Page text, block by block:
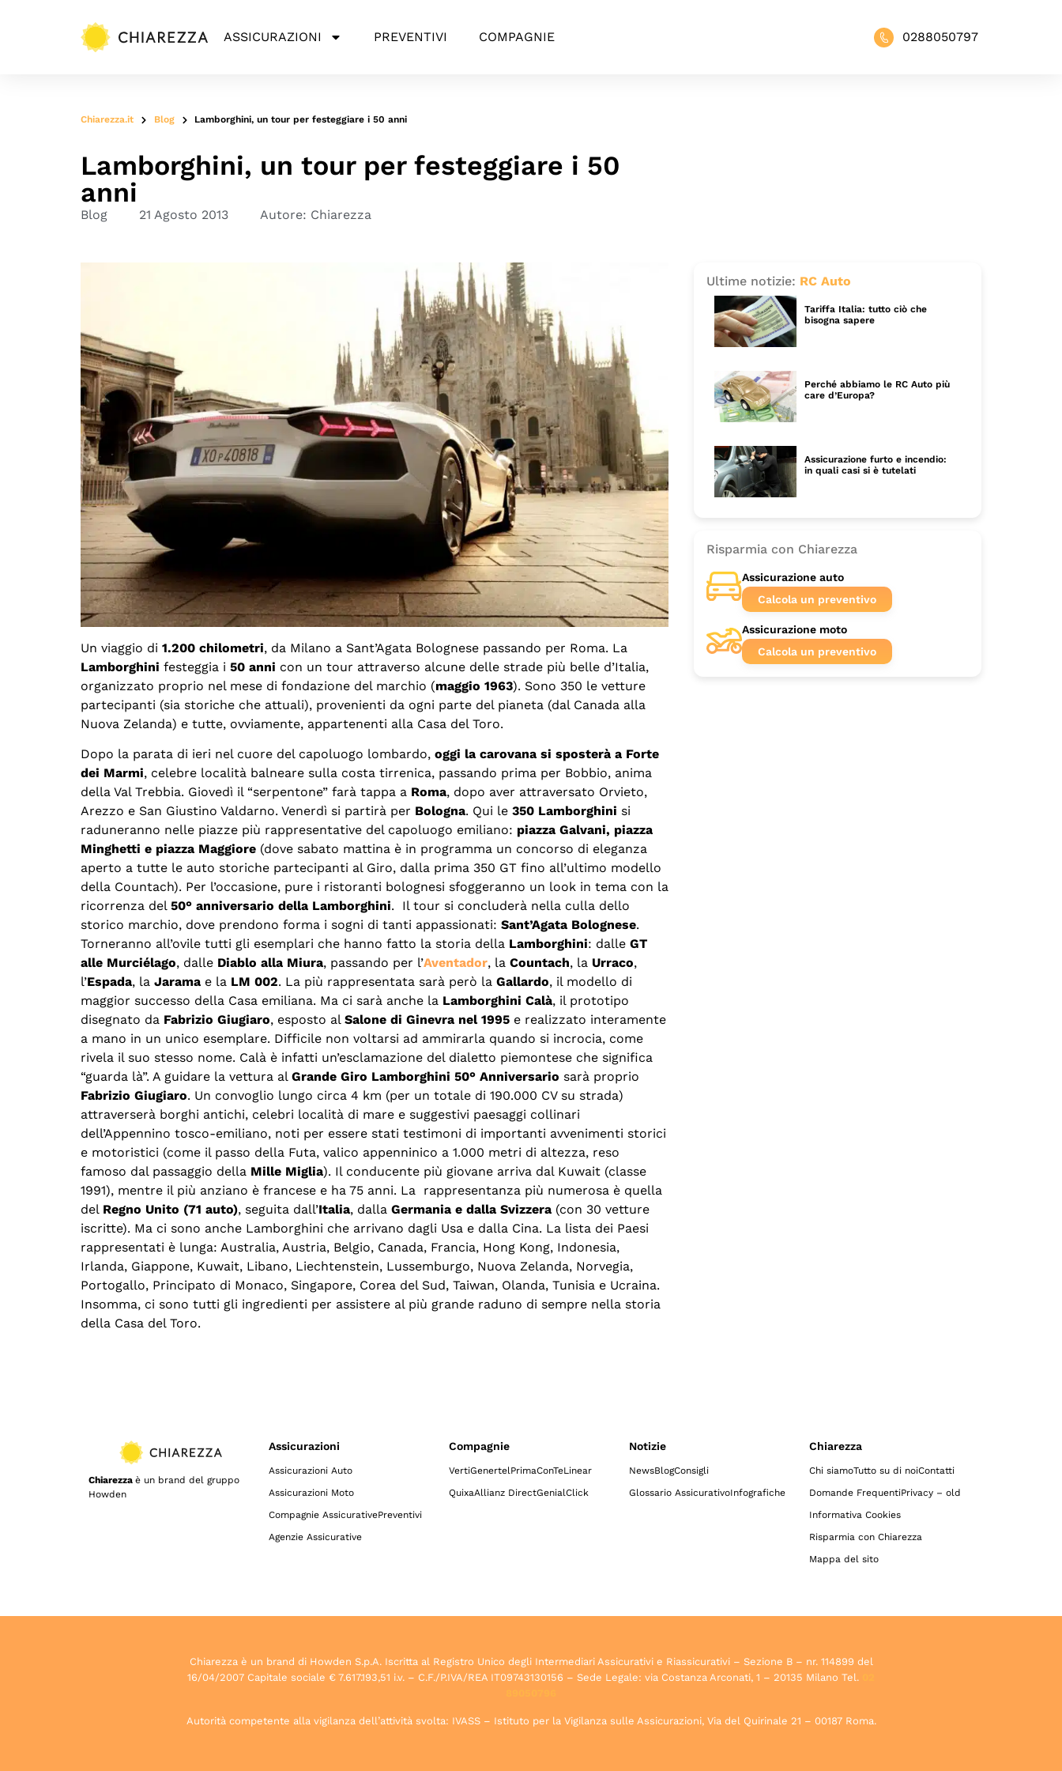
ASSICURAZIONI PREVENTIVI COMPAGNIE 0288050797
Chiarezza.it Blog Lamborghini, un tour per festeggiare i 50 anni
Lamborghini, un tour per festeggiare i 50
anni
Blog 21 Agosto 2013 Autore: Chiarezza
Un viaggio di 1.200 chilometri, da Milano a Sant’Agata Bolognese passando per Roma. La
Lamborghini festeggia i 50 anni con un tour attraverso alcune delle strade più belle d’Italia,
organizzato proprio nel mese di fondazione del marchio (maggio 1963). Sono 350 le vetture
partecipanti (sia storiche che attuali), provenienti da ogni parte del pianeta (dal Canada alla
Nuova Zelanda) e tutte, ovviamente, appartenenti alla Casa del Toro.
Dopo la parata di ieri nel cuore del capoluogo lombardo, oggi la carovana si sposterà a Forte
dei Marmi, celebre località balneare sulla costa tirrenica, passando prima per Bobbio, anima
della Val Trebbia. Giovedì il “serpentone” farà tappa a Roma, dopo aver attraversato Orvieto,
Arezzo e San Giustino Valdarno. Venerdì si partirà per Bologna. Qui le 350 Lamborghini si
raduneranno nelle piazze più rappresentative del capoluogo emiliano: piazza Galvani, piazza
Minghetti e piazza Maggiore (dove sabato mattina è in programma un concorso di eleganza
aperto a tutte le auto storiche partecipanti al Giro, dalla prima 350 GT fino all’ultimo modello
della Countach). Per l’occasione, pure i ristoranti bolognesi sfoggeranno un look in tema con la
ricorrenza del 50° anniversario della Lamborghini. Il tour si concluderà nella culla dello
storico marchio, dove prendono forma i sogni di tanti appassionati: Sant’Agata Bolognese.
Torneranno all’ovile tutti gli esemplari che hanno fatto la storia della Lamborghini: dalle GT
alle Murciélago, dalle Diablo alla Miura, passando per l’Aventador, la Countach, la Urraco,
l’Espada, la Jarama e la LM 002. La più rappresentata sarà però la Gallardo, il modello di
maggior successo della Casa emiliana. Ma ci sarà anche la Lamborghini Calà, il prototipo
disegnato da Fabrizio Giugiaro, esposto al Salone di Ginevra nel 1995 e realizzato interamente
a mano in un unico esemplare. Difficile non voltarsi ad ammirarla quando si incrocia, come
rivela il suo stesso nome. Calà è infatti un’esclamazione del dialetto piemontese che significa
“guarda là”. A guidare la vettura al Grande Giro Lamborghini 50° Anniversario sarà proprio
Fabrizio Giugiaro. Un convoglio lungo circa 4 km (per un totale di 190.000 CV su strada)
attraverserà borghi antichi, celebri località di mare e suggestivi paesaggi collinari
dell’Appennino tosco-emiliano, noti per essere stati testimoni di importanti avvenimenti storici
e motoristici (come il passo della Futa, valico appenninico a 1.000 metri di altezza, reso
famoso dal passaggio della Mille Miglia). Il conducente più giovane arriva dal Kuwait (classe
1991), mentre il più anziano è francese e ha 75 anni. La rappresentanza più numerosa è quella
del Regno Unito (71 auto), seguita dall’Italia, dalla Germania e dalla Svizzera (con 30 vetture
iscritte). Ma ci sono anche Lamborghini che arrivano dagli Usa e dalla Cina. La lista dei Paesi
rappresentati è lunga: Australia, Austria, Belgio, Canada, Francia, Hong Kong, Indonesia,
Irlanda, Giappone, Kuwait, Libano, Liechtenstein, Lussemburgo, Nuova Zelanda, Norvegia,
Portogallo, Principato di Monaco, Singapore, Corea del Sud, Taiwan, Olanda, Tunisia e Ucraina.
Insomma, ci sono tutti gli ingredienti per assistere al più grande raduno di sempre nella storia
della Casa del Toro.
Ultime notizie: RC Auto
Tariffa Italia: tutto ciò che
bisogna sapere
Perché abbiamo le RC Auto più
care d’Europa?
Assicurazione furto e incendio:
in quali casi si è tutelati
Risparmia con Chiarezza
Assicurazione auto
Calcola un preventivo
Assicurazione moto
Calcola un preventivo
Chiarezza è un brand del gruppo
Howden
Assicurazioni
Assicurazioni Auto
Assicurazioni Moto
Compagnie AssicurativePreventivi
Agenzie Assicurative
Compagnie
VertiGenertelPrimaConTeLinear
QuixaAllianz DirectGenialClick
Notizie
NewsBlogConsigli
Glossario AssicurativoInfografiche
Chiarezza
Chi siamoTutto su di noiContatti
Domande FrequentiPrivacy – old
Informativa Cookies
Risparmia con Chiarezza
Mappa del sito
Chiarezza è un brand di Howden S.p.A. Iscritta al Registro Unico degli Intermediari Assicurativi e Riassicurativi – Sezione B – nr. 114899 del
16/04/2007 Capitale sociale € 7.617.193,51 i.v. – C.F./P.IVA/REA IT09743130156 – Sede Legale: via Costanza Arconati, 1 – 20135 Milano Tel.
Autorità competente alla vigilanza dell’attività svolta: IVASS – Istituto per la Vigilanza sulle Assicurazioni, Via del Quirinale 21 – 00187 Roma.